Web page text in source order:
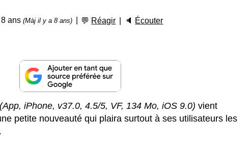
8 ans(Màj il y a 8 ans) 💬 Réagir 🔈 Écouter
(App, iPhone, v37.0, 4.5/5, VF, 134 Mo, iOS 9.0)vient
petite nouveauté qui plaira surtout à ses utilisateurs les